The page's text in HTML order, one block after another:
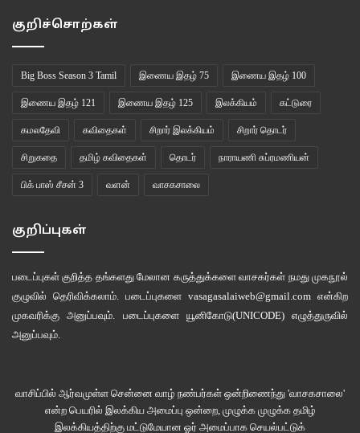
குறிச்சொற்கள்
Big Boss Season 3 Tamil இணைய இதழ் 75 இணைய இதழ் 100
இணைய இதழ் 121 இணைய இதழ் 125 இலக்கியம் கட்டுரை
கமலதேவி கவிதைகள் சிறார் இலக்கியம் சிறார் தொடர்
சிறுகதை தமிழ் கவிதைகள் தொடர் நாராயணி சுப்ரமணியன்
பிக் பாஸ் சீசன் 3 வளன் வாசகசாலை
குறிப்புகள்
படைப்புகள் குறித்த தங்களது மேலான கருத்துக்களை வாசகர்கள் நமது முகநூல்
குழுவில் தெரிவிக்கலாம். படைப்புகளை vasagasalaiweb@gmail.com என்கிற
முகவரிக்கு அனுப்பவும். படைப்புகளை யூனிகோடு(UNICODE)எழுத்துருவில்
அனுப்பவும்.
வாசிப்பில் ஆர்வமுள்ள சென்னை வாழ் நண்பர்கள் ஒன்றிணைந்து 'வாசகசாலை'
என்ற பெயரில் இலக்கிய அமைப்பு ஒன்றை, முழுக்க முழுக்க தமிழ்
இலக்கியத்திற்கு மட்டுமேயான ஓர் அமைப்பாக செயல்பட்டுக்